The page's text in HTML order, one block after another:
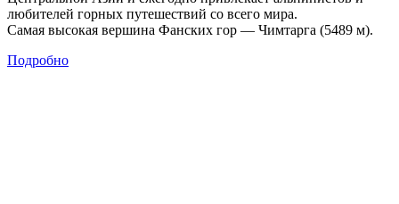
любителей горных путешествий со всего мира.
Самая высокая вершина Фанских гор — Чимтарга (5489 м).
Подробно